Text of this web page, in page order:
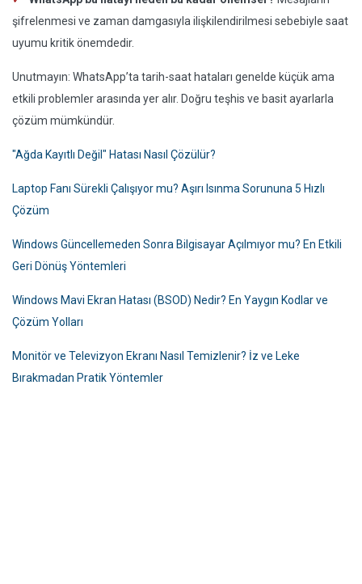
şifrelenmesi ve zaman damgasıyla ilişkilendirilmesi sebebiyle saat
uyumu kritik önemdedir.
Unutmayın: WhatsApp’ta tarih-saat hataları genelde küçük ama
etkili problemler arasında yer alır. Doğru teşhis ve basit ayarlarla
çözüm mümkündür.
"Ağda Kayıtlı Değil" Hatası Nasıl Çözülür?
Laptop Fanı Sürekli Çalışıyor mu? Aşırı Isınma Sorununa 5 Hızlı
Çözüm
Windows Güncellemeden Sonra Bilgisayar Açılmıyor mu? En Etkili
Geri Dönüş Yöntemleri
Windows Mavi Ekran Hatası (BSOD) Nedir? En Yaygın Kodlar ve
Çözüm Yolları
Monitör ve Televizyon Ekranı Nasıl Temizlenir? İz ve Leke
Bırakmadan Pratik Yöntemler